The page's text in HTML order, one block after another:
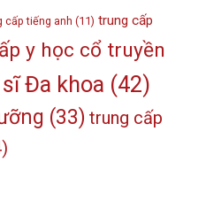
cấp tiếng anh (11) trung cấp
y học cổ truyền
Đa khoa (42)
(33) trung cấp